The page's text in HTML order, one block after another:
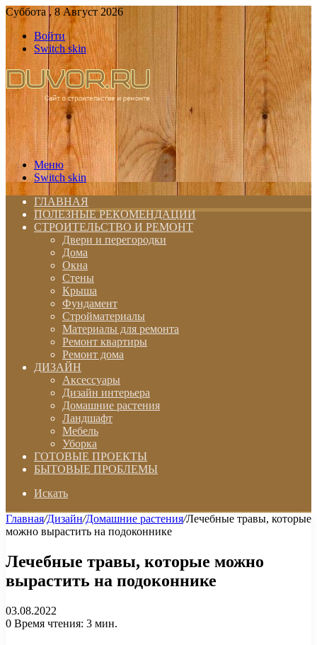
Суббота , 8 Август 2026
Войти
Switch skin
Меню
Switch skin
ГЛАВНАЯ
ПОЛЕЗНЫЕ РЕКОМЕНДАЦИИ
СТРОИТЕЛЬСТВО И РЕМОНТ
Двери и перегородки
Дома
Окна
Стены
Крыша
Фундамент
Стройматериалы
Материалы для ремонта
Ремонт квартиры
Ремонт дома
ДИЗАЙН
Аксессуары
Дизайн интерьера
Домашние растения
Ландшафт
Мебель
Уборка
ГОТОВЫЕ ПРОЕКТЫ
БЫТОВЫЕ ПРОБЛЕМЫ
Искать
Главная/Дизайн/Домашние растения/Лечебные травы, которые
можно вырастить на подоконнике
Лечебные травы, которые можно
вырастить на подоконнике
03.08.2022
0 Время чтения: 3 мин.